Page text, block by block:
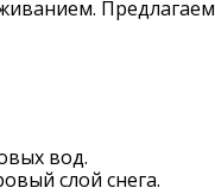
Предлагаем
вод.
слой снега.